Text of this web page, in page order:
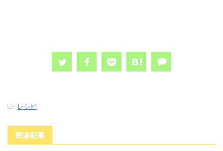
-レシピ
関連記事